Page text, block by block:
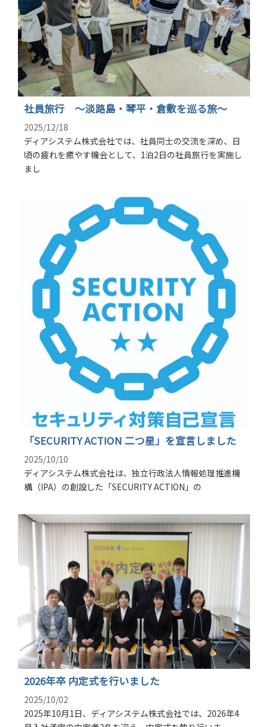
社員旅行 〜淡路島・琴平・倉敷を巡る旅〜
2025/12/18
ディアシステム株式会社では、社員同士の交流を深め、日
頃の疲れを癒やす機会として、1泊2日の社員旅行を実施し
まし
「SECURITY ACTION 二つ星」を宣言しました
2025/10/10
ディアシステム株式会社は、独立行政法人情報処理推進機
構（IPA）の創設した「SECURITY ACTION」の
2026年卒 内定式を行いました
2025/10/02
2025年10月1日、ディアシステム株式会社では、2026年4